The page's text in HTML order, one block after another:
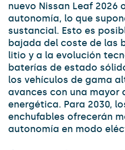
nuevo Nissan Leaf 2026
autonomía, lo que
sustancial. Esto es
bajada del coste de las
litio y a la evolución
baterías de estado
los vehículos de gama
avances con una mayor
energética. Para 2030,
enchufables ofrecerán
autonomía en modo